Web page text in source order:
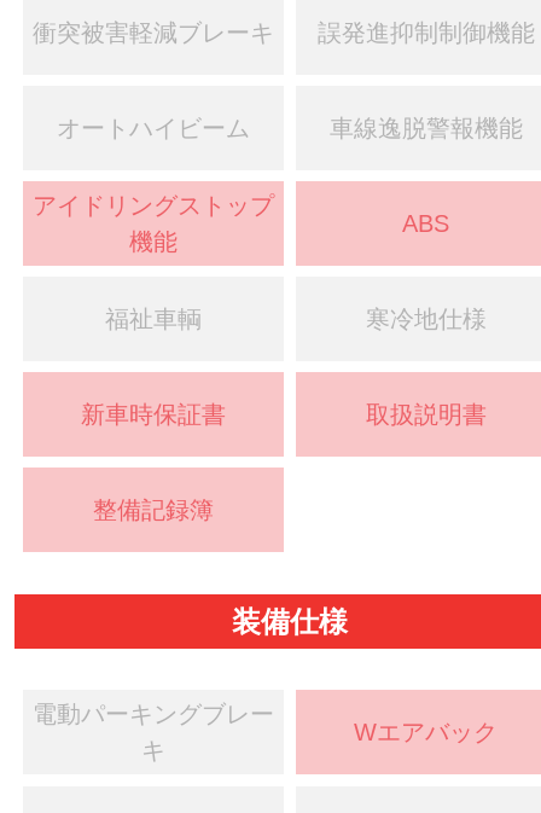
衝突被害軽減ブレーキ 誤発進抑制制御機能
オートハイビーム 車線逸脱警報機能
アイドリングストップ
機能
ABS
福祉車輌 寒冷地仕様
新車時保証書 取扱説明書
整備記録簿
装備仕様
電動パーキングブレー
キ
Wエアバック